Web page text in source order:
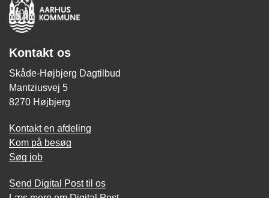
Kontakt os
Skåde-Højbjerg Dagtilbud
Mantziusvej 5
8270 Højbjerg
Kontakt en afdeling
Kom på besøg
Søg job
Send Digital Post til os